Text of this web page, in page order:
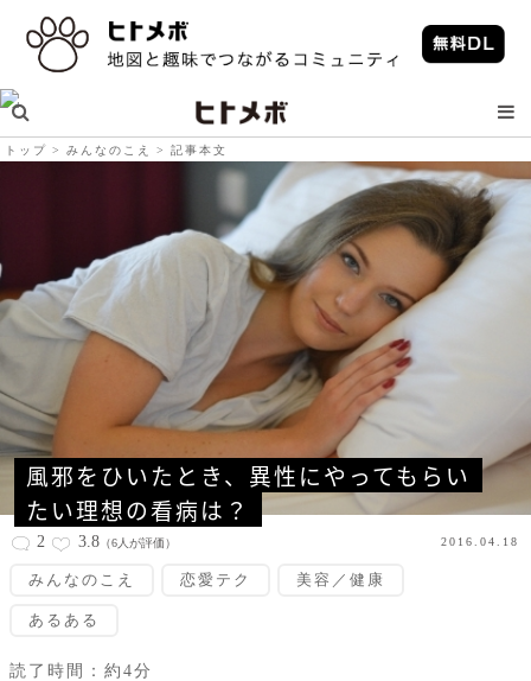
トップ みんなのこえ 記事本文
風邪をひいたとき、異性にやってもらい
たい理想の看病は？
2 3.8 （6人が評価） 2016.04.18
みんなのこえ 恋愛テク 美容／健康
あるある
読了時間：約4分